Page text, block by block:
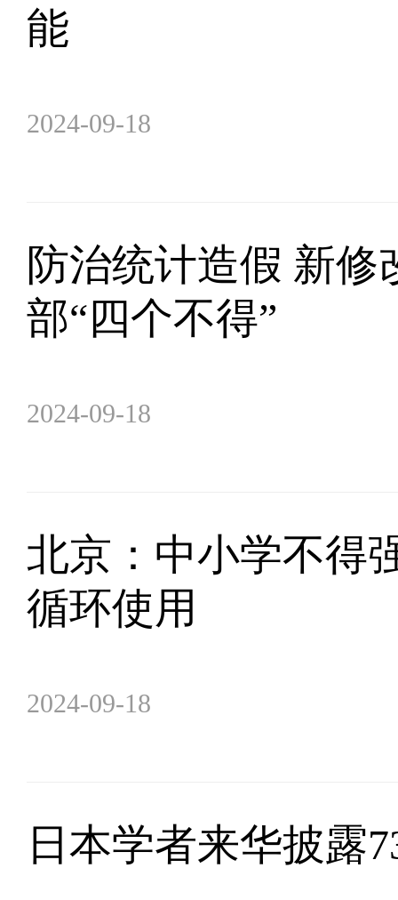
能
2024-09-18
防治统计造假 新
部“四个不得”
2024-09-18
北京：中小学不得
循环使用
2024-09-18
日本学者来华披露